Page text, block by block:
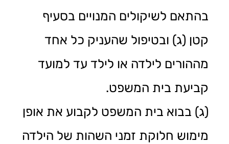
בהתאם לשיקולים המנויים בסעיף
קטן (ג) ובטיפול שהעניק כל אחד
מההורים לילדה או לילד עד למועד
קביעת בית המשפט.
(ג) בבוא בית המשפט לקבוע את אופן
מימוש חלוקת זמני השהות של הילדה